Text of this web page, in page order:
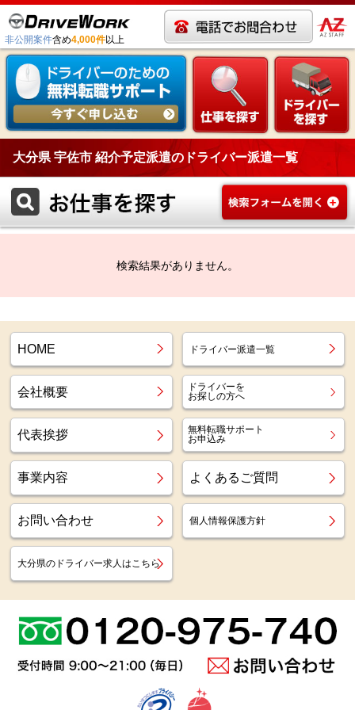
非公開案件含め4,000件以上
大分県 宇佐市 紹介予定派遣のドライバー派遣一覧
検索結果がありません。
HOME ドライバー派遣一覧
会社概要
ドライバーを
お探しの方へ
代表挨拶
無料転職サポート
お申込み
事業内容 よくあるご質問
お問い合わせ 個人情報保護方針
大分県のドライバー求人はこちら